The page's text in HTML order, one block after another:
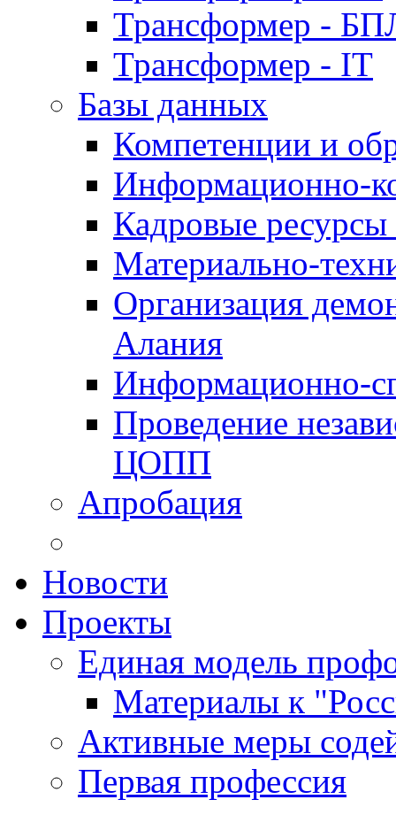
Трансформер -
Трансформер - IT
Базы данных
Компетенции и
Информационно-
Кадровые
Материально-
Организация
Алания
Информационно-
Проведение
ЦОПП
Апробация
Новости
Проекты
Единая модель
Материалы к
Активные меры
Первая профессия